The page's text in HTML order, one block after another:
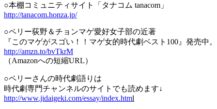
○本棚コミュニティサイト「タナコム tanacom」
http://tanacom.honza.jp/
○ペリー荻野＆チョンマゲ愛好女子部の近著
『このマゲがスゴい！！マゲ女的時代劇ベスト100』発売中。
http://amzn.to/bvTkrM
（Amazonへの短縮URL）
○ペリーさんの時代劇語りは
時代劇専門チャンネルのサイトでも読めます↓
http://www.jidaigeki.com/essay/index.html